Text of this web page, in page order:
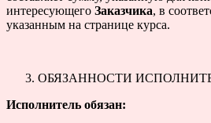
интересующего Заказчика, в
указанным на странице курса.
ОБЯЗАННОСТИ
Исполнитель обязан: